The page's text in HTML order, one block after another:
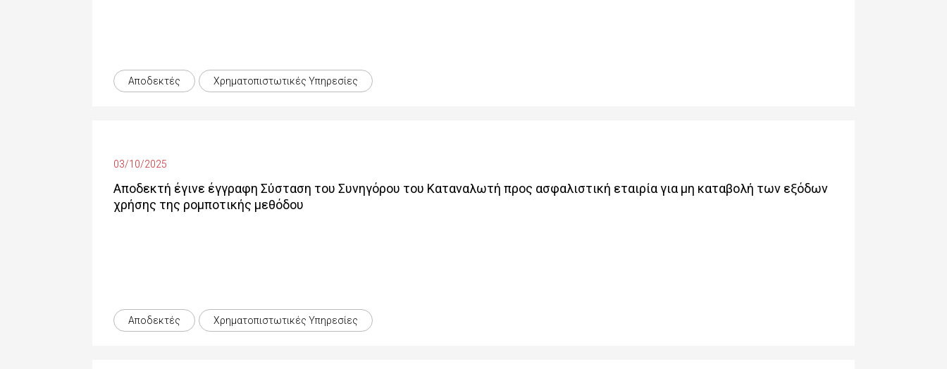
Αποδεκτές Χρηματοπιστωτικές Yπηρεσίες
03/10/2025
Αποδεκτή έγινε έγγραφη Σύσταση του Συνηγόρου του Καταναλωτή προς ασφαλιστική εταιρία για μη καταβολή των εξόδων
χρήσης της ρομποτικής μεθόδου
Αποδεκτές Χρηματοπιστωτικές Yπηρεσίες